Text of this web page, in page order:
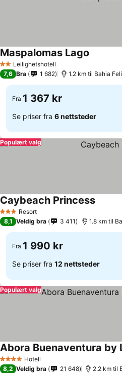
2 StjernerLeilighetshotell
Maspalomas Lago
7,6 Bra 1 682 1.2 km til Bahia
Fra 1 367 kr
Se priser fra 6 nettsteder
Populært valg
3 StjernerResort
Caybeach PrincessSe
8,1 Veldig bra 3 411 1.8 km til
Fra 1 990 kr
Se priser fra 12 nettsteder
Populært valg
4 StjernerHotell
Abora Buenaventura by
8,2 Veldig bra 21 648 2.2 km til